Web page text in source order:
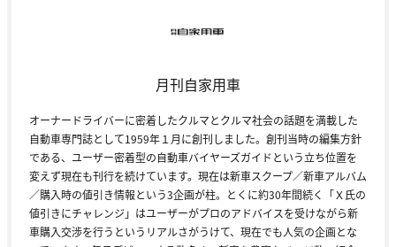
月刊自家用車
オーナードライバーに密着したクルマとクルマ社会の話題を満載した
自動車専門誌として1959年１月に創刊しました。創刊当時の編集方針
である、ユーザー密着型の自動車バイヤーズガイドという立ち位置を
変えず現在も刊行を続けています。現在は新車スクープ／新車アルバム
／購入時の値引き情報という3企画が柱。とくに約30年間続く「Ｘ氏の
値引きにチャレンジ」はユーザーがプロのアドバイスを受けながら新
車購入交渉を行うというリアルさがうけて、現在でも人気の企画とな